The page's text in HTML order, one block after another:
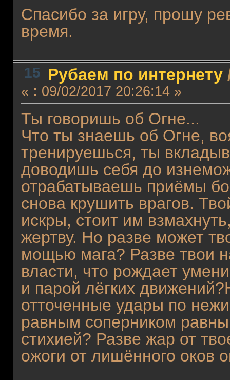
Спасибо за игру, прошу
время.
15 Рубаем по интернету
« : 09/02/2017 20:26:14 »
Ты говоришь об Огне...
Что ты знаешь об Огне,
тренируешься, ты
доводишь себя до
отрабатываешь приёмы
снова крушить врагов.
искры, стоит им
жертву. Но разве может
мощью мага? Разве твои
власти, что рождает
и парой лёгких
отточенные удары по
равным соперником
стихией? Разве жар от
ожоги от лишённого оков